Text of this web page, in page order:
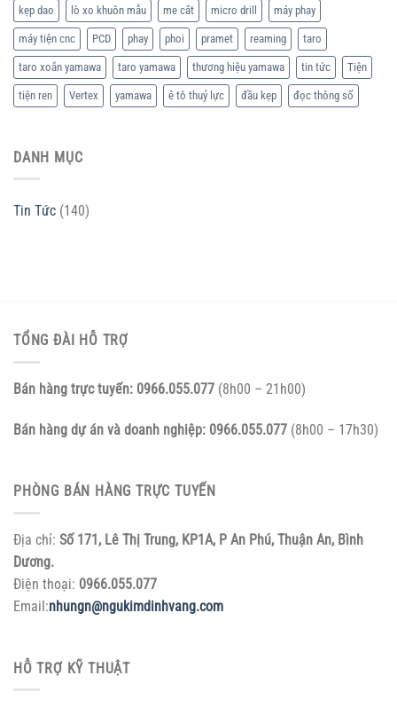
kẹp dao lò xo khuôn mẫu me cắt micro drill máy phay
máy tiện cnc PCD phay phoi pramet reaming taro
taro xoắn yamawa taro yamawa thương hiệu yamawa tin tức Tiện
tiện ren Vertex yamawa ê tô thuỷ lực đầu kẹp đọc thông số
DANH MỤC
Tin Tức (140)
TỔNG ĐÀI HỖ TRỢ
Bán hàng trực tuyến: 0966.055.077 (8h00 – 21h00)
Bán hàng dự án và doanh nghiệp: 0966.055.077 (8h00 – 17h30)
PHÒNG BÁN HÀNG TRỰC TUYẾN
Địa chỉ: Số 171, Lê Thị Trung, KP1A, P An Phú, Thuận An, Bình
Dương.
Điện thoại: 0966.055.077
Email:nhungn@ngukimdinhvang.com
HỖ TRỢ KỸ THUẬT